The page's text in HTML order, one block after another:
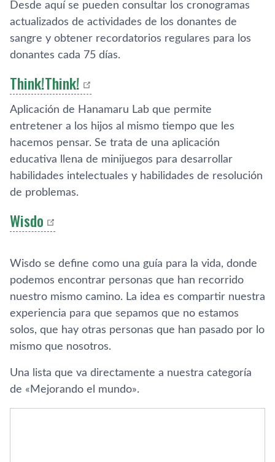
Desde aquí se pueden consultar los cronogramas
actualizados de actividades de los donantes de
sangre y obtener recordatorios regulares para los
donantes cada 75 días.
Think!Think!
Aplicación de Hanamaru Lab que permite
entretener a los hijos al mismo tiempo que les
hacemos pensar. Se trata de una aplicación
educativa llena de minijuegos para desarrollar
habilidades intelectuales y habilidades de resolución
de problemas.
Wisdo
Wisdo se define como una guía para la vida, donde
podemos encontrar personas que han recorrido
nuestro mismo camino. La idea es compartir nuestra
experiencia para que sepamos que no estamos
solos, que hay otras personas que han pasado por lo
mismo que nosotros.
Una lista que va directamente a nuestra categoría
de «Mejorando el mundo».